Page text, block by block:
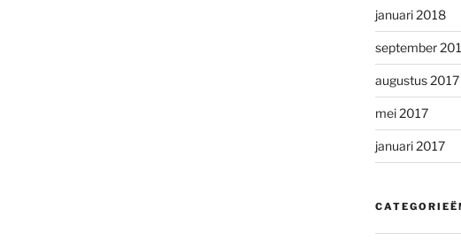
januari 2018
september
augustus 2017
mei 2017
januari 2017